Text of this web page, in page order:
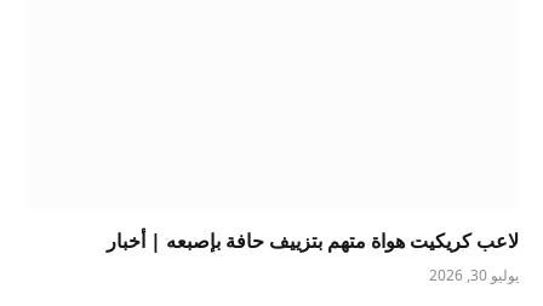
لاعب كريكيت هواة متهم بتزييف حافة بإصبعه | أخبار
يوليو 30, 2026